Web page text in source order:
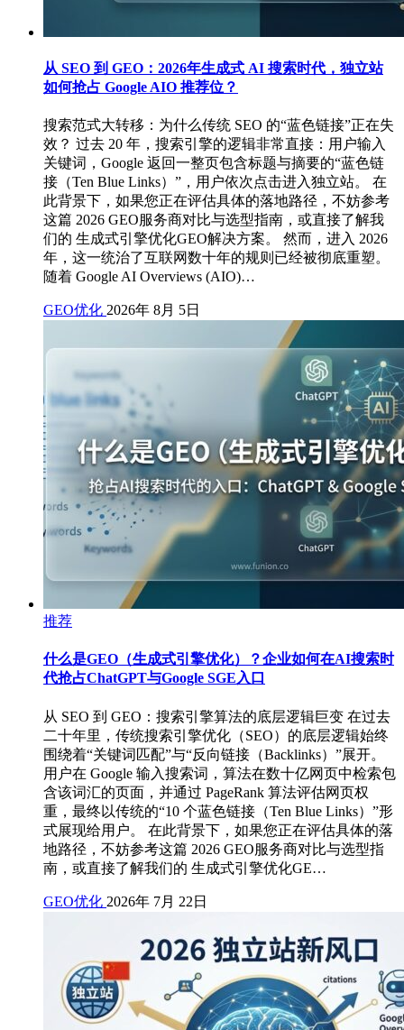
从 SEO 到 GEO：2026年生成式 AI 搜索时代，独立站
如何抢占 Google AIO 推荐位？
搜索范式大转移：为什么传统 SEO 的“蓝色链接”正在失
效？ 过去 20 年，搜索引擎的逻辑非常直接：用户输入
关键词，Google 返回一整页包含标题与摘要的“蓝色链
接（Ten Blue Links）”，用户依次点击进入独立站。 在
此背景下，如果您正在评估具体的落地路径，不妨参考
这篇 2026 GEO服务商对比与选型指南，或直接了解我
们的 生成式引擎优化GEO解决方案。 然而，进入 2026
年，这一统治了互联网数十年的规则已经被彻底重塑。
随着 Google AI Overviews (AIO)…
GEO优化 2026年 8月 5日
推荐
什么是GEO（生成式引擎优化）？企业如何在AI搜索时
代抢占ChatGPT与Google SGE入口
从 SEO 到 GEO：搜索引擎算法的底层逻辑巨变 在过去
二十年里，传统搜索引擎优化（SEO）的底层逻辑始终
围绕着“关键词匹配”与“反向链接（Backlinks）”展开。
用户在 Google 输入搜索词，算法在数十亿网页中检索包
含该词汇的页面，并通过 PageRank 算法评估网页权
重，最终以传统的“10 个蓝色链接（Ten Blue Links）”形
式展现给用户。 在此背景下，如果您正在评估具体的落
地路径，不妨参考这篇 2026 GEO服务商对比与选型指
南，或直接了解我们的 生成式引擎优化GE…
GEO优化 2026年 7月 22日